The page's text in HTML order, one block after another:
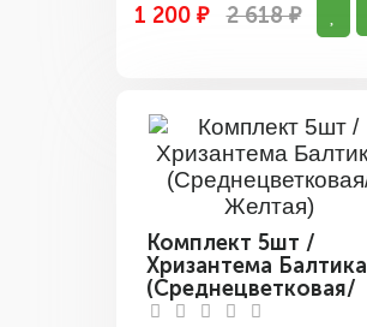
1 200 ₽
2 618 ₽
Комплект 5шт /
Хризантема Балтика
(Среднецветковая/
Желтая)